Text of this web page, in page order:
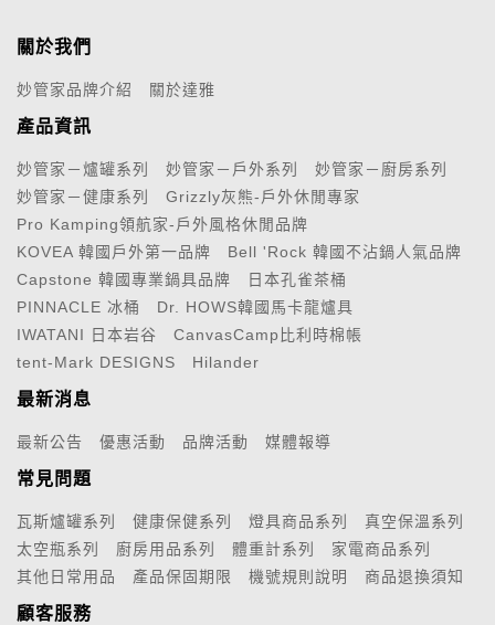
關於我們
妙管家品牌介紹 關於達雅
產品資訊
妙管家－爐罐系列 妙管家－戶外系列
妙管家－廚房系列
妙管家－健康系列
Grizzly灰熊-戶外休閒專家
Pro Kamping領航家-戶外風格休閒品牌
KOVEA 韓國戶外第一品牌
Bell 'Rock 韓國不沾鍋人氣品牌
Capstone 韓國專業鍋具品牌
日本孔雀茶桶
PINNACLE 冰桶
Dr. HOWS韓國馬卡龍爐具
IWATANI 日本岩谷
CanvasCamp比利時棉帳
tent-Mark DESIGNS
Hilander
最新消息
最新公告 優惠活動 品牌活動 媒體報導
常見問題
瓦斯爐罐系列 健康保健系列 燈具商品系列
真空保溫系列
太空瓶系列
廚房用品系列 體重計系列
家電商品系列
其他日常用品
產品保固期限 機號規則說明 商品退換須知
顧客服務